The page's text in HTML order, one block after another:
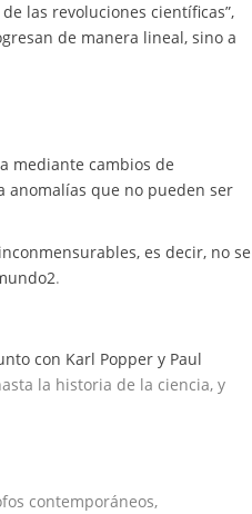
las revoluciones científicas”,
de manera lineal, sino a
mediante cambios de
anomalías que no pueden ser
es decir, no se
2.
con Karl Popper y Paul
la historia de la ciencia, y
contemporáneos,